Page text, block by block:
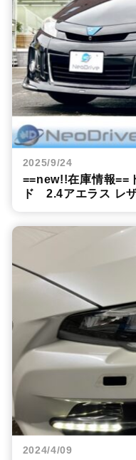
2025/9/24
==new!!在庫情報==
ド 2.4アエラス レ
2024/4/09